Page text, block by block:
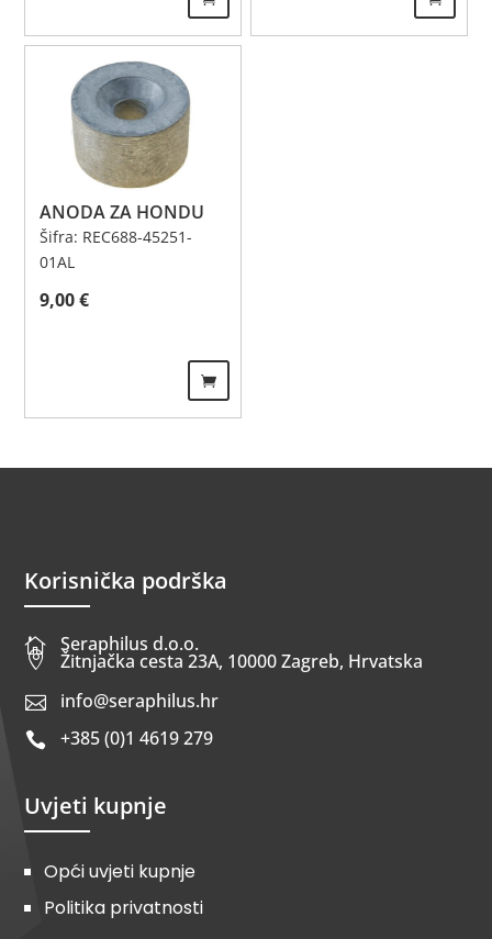
ANODA ZA HONDU
Šifra: REC688-45251-
01AL
9,00€
Korisnička podrška
 Seraphilus d.o.o.
 Žitnjačka cesta 23A, 10000 Zagreb, Hrvatska
 info@seraphilus.hr
 +385 (0)1 4619 279
Uvjeti kupnje
Opći uvjeti kupnje
Politika privatnosti